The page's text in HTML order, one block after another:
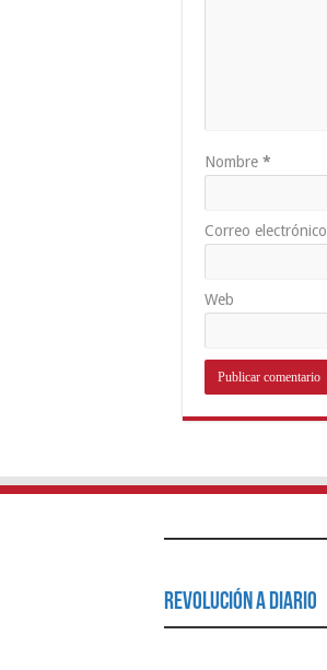
Nombre *
Correo electrónico
Web
Revolución a Diario